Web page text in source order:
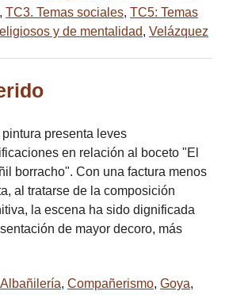
, TC3. Temas sociales, TC5: Temas
y de mentalidad, Velázquez
pintura presenta leves
en relación al boceto "El
borracho". Con una factura menos
al tratarse de la composición
la escena ha sido dignificada
de mayor decoro, más
Albañilería, Compañerismo, Goya,